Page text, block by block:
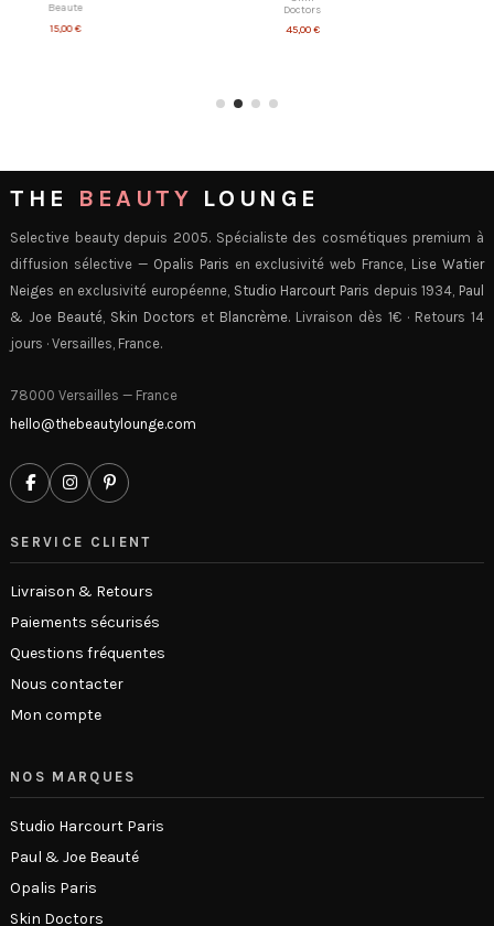
Beaute
15,00 €
Doctors
45,00 €
THE BEAUTY LOUNGE
Selective beauty depuis 2005. Spécialiste des cosmétiques premium à
diffusion sélective — Opalis Paris en exclusivité web France, Lise Watier
Neiges en exclusivité européenne, Studio Harcourt Paris depuis 1934, Paul
& Joe Beauté Skin Doctors et Blancrème. Livraison dès 1€ · Retours 14
jours · Versailles, France.
78000 Versailles — France
hello@thebeautylounge.com
SERVICE CLIENT
Livraison & Retours
Paiements sécurisés
Questions fréquentes
Nous contacter
Mon compte
NOS MARQUES
Studio Harcourt Paris
Paul & Joe Beauté
Opalis Paris
Skin Doctors